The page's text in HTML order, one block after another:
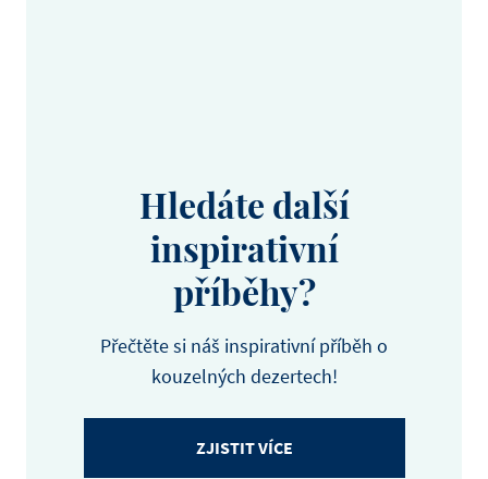
Hledáte další
inspirativní
příběhy?
Přečtěte si náš inspirativní příběh o
kouzelných dezertech!
ZJISTIT VÍCE